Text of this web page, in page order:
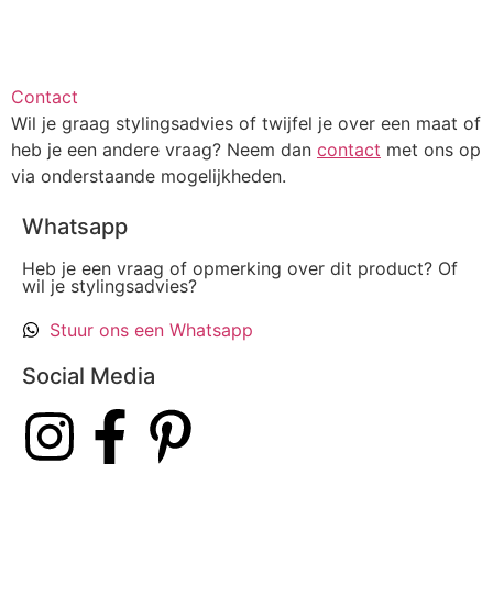
Contact
Wil je graag stylingsadvies of twijfel je over een maat of
heb je een andere vraag? Neem dan contact met ons op
via onderstaande mogelijkheden.
Whatsapp
Heb je een vraag of opmerking over dit product? Of
wil je stylingsadvies?
Stuur ons een Whatsapp
Social Media